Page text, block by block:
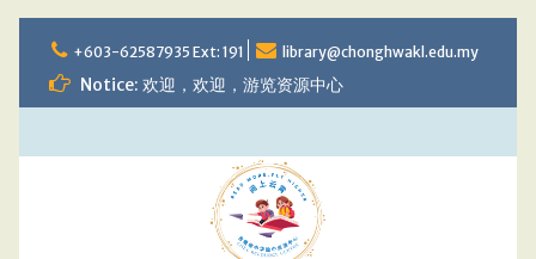
to
content
+603-62587935 Ext: 191 library@chonghwakl.edu.my
Notice: 欢迎，欢迎，游览资源中心